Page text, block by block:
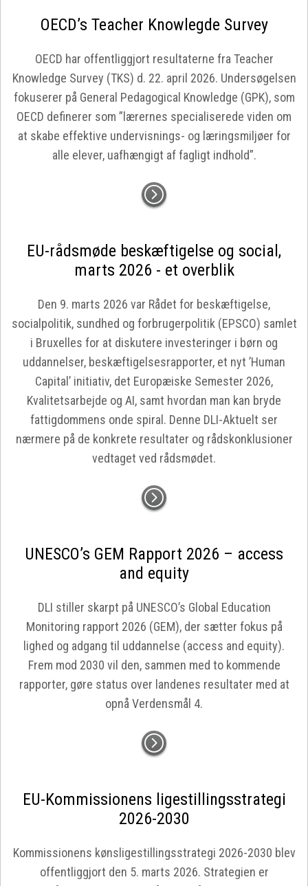
OECD’s Teacher Knowlegde Survey
OECD har offentliggjort resultaterne fra Teacher
Knowledge Survey (TKS) d. 22. april 2026. Undersøgelsen
fokuserer på General Pedagogical Knowledge (GPK), som
OECD definerer som ”lærernes specialiserede viden om
at skabe effektive undervisnings- og læringsmiljøer for
alle elever, uafhængigt af fagligt indhold”.
EU-rådsmøde beskæftigelse og social,
marts 2026 - et overblik
Den 9. marts 2026 var Rådet for beskæftigelse,
socialpolitik, sundhed og forbrugerpolitik (EPSCO) samlet
i Bruxelles for at diskutere investeringer i børn og
uddannelser, beskæftigelsesrapporter, et nyt ’Human
Capital’ initiativ, det Europæiske Semester 2026,
Kvalitetsarbejde og AI, samt hvordan man kan bryde
fattigdommens onde spiral. Denne DLI-Aktuelt ser
nærmere på de konkrete resultater og rådskonklusioner
vedtaget ved rådsmødet.
UNESCO’s GEM Rapport 2026 – access
and equity
DLI stiller skarpt på UNESCO’s Global Education
Monitoring rapport 2026 (GEM), der sætter fokus på
lighed og adgang til uddannelse (access and equity).
Frem mod 2030 vil den, sammen med to kommende
rapporter, gøre status over landenes resultater med at
opnå Verdensmål 4.
EU-Kommissionens ligestillingsstrategi
2026-2030
Kommissionens kønsligestillingsstrategi 2026-2030 blev
offentliggjort den 5. marts 2026. Strategien er